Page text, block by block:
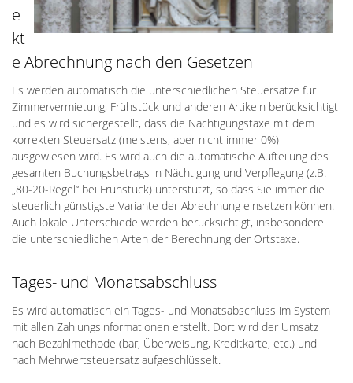
e
kt
e Abrechnung nach den Gesetzen
Es werden automatisch die unterschiedlichen Steuersätze für
Zimmervermietung, Frühstück und anderen Artikeln berücksichtigt
und es wird sichergestellt, dass die Nächtigungstaxe mit dem
korrekten Steuersatz (meistens, aber nicht immer 0%)
ausgewiesen wird. Es wird auch die automatische Aufteilung des
gesamten Buchungsbetrags in Nächtigung und Verpflegung (z.B.
„80-20-Regel“ bei Frühstück) unterstützt, so dass Sie immer die
steuerlich günstigste Variante der Abrechnung einsetzen können.
Auch lokale Unterschiede werden berücksichtigt, insbesondere
die unterschiedlichen Arten der Berechnung der Ortstaxe.
Tages- und Monatsabschluss
Es wird automatisch ein Tages- und Monatsabschluss im System
mit allen Zahlungsinformationen erstellt. Dort wird der Umsatz
nach Bezahlmethode (bar, Überweisung, Kreditkarte, etc.) und
nach Mehrwertsteuersatz aufgeschlüsselt.